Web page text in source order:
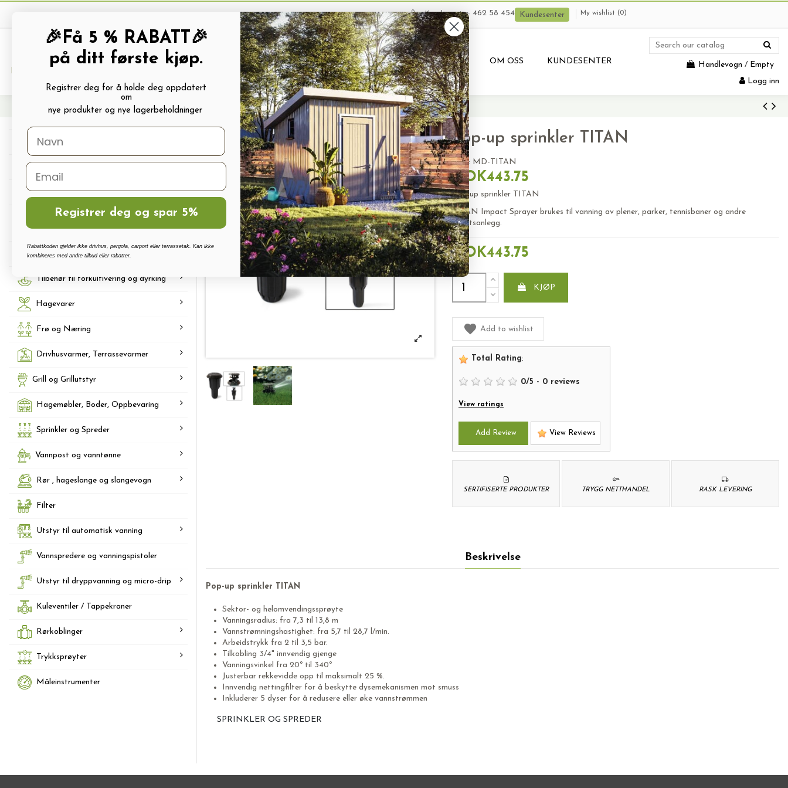
Kundeservice: 462 58 454 Kundesenter My wishlist (0)
PRODUKTKATALOG ALLE TILBUDSVARER BRUKTE VARER PRODUKTUTLEIE OM OSS KUNDESENTER Handlevogn / Empty
Logg inn
Sprinkler og Spreder Pop-up sprinkler Pop-up sprinkler TITAN
Pop-up sprinkler TITAN
SKU: MD-TITAN
NOK443.75
Pop-up sprinkler TITAN
TITAN Impact Sprayer brukes til vanning av plener, parker, tennisbaner og andre
idrettsanlegg.
NOK443.75
KJØP
Add to wishlist
Total Rating:
0/5 - 0 reviews
View ratings
Add Review View Reviews
RASK LEVERING
TRYGG NETTHANDEL
SERTIFISERTE PRODUKTER
Beskrivelse
Pop-up sprinkler TITAN
Sektor- og helomvendingssprøyte
Vanningsradius: fra 7,3 til 13,8 m
Vannstrømningshastighet: fra 5,7 til 28,7 l/min.
Arbeidstrykk fra 2 til 3,5 bar.
Tilkobling 3/4" innvendig gjenge
Vanningsvinkel fra 20º til 340º
Justerbar rekkevidde opp til maksimalt 25 %.
Innvendig nettingfilter for å beskytte dysemekanismen mot smuss
Inkluderer 5 dyser for å redusere eller øke vannstrømmen
SPRINKLER OG SPREDER
Drivhus
Polykarbonat, Glass Og Tilbehør
Terrassetak, Pergola, Hagestuer,
Carport
Drivhus vanningssett
Tilbehør til forkultivering og dyrking
Hagevarer
Frø og Næring
Drivhusvarmer, Terrassevarmer
Grill og Grillutstyr
Hagemøbler, Boder, Oppbevaring
Sprinkler og Spreder
Vannpost og vanntønne
Rør , hageslange og slangevogn
Filter
Utstyr til automatisk vanning
Vannspredere og vanningspistoler
Utstyr til dryppvanning og micro-drip
Kuleventiler / Tappekraner
Rørkoblinger
Trykksprøyter
Måleinstrumenter
🎉Få 5 % RABATT🎉
på ditt første kjøp.
Registrer deg for å holde deg oppdatert
om
nye produkter og nye lagerbeholdninger
Registrer deg og spar 5%
Rabattkoden gjelder ikke drivhus, pergola, carport eller terrassetak. Kan ikke
kombineres med andre tilbud eller rabatter.